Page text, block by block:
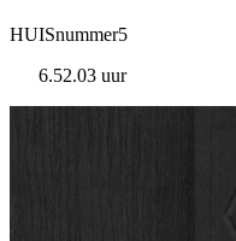
HUISnummer5
6.52.03 uur